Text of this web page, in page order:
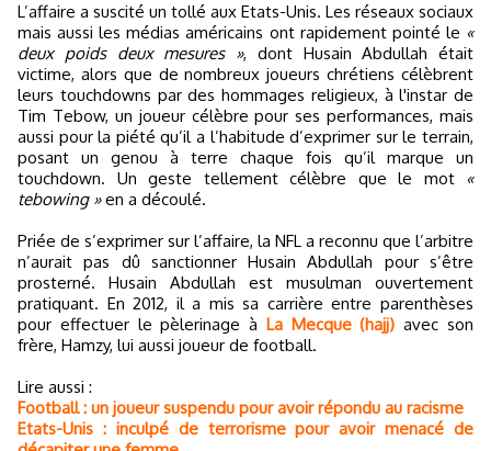
L’affaire a suscité un tollé aux Etats-Unis. Les réseaux sociaux
mais aussi les médias américains ont rapidement pointé le «
deux poids deux mesures », dont Husain Abdullah était
victime, alors que de nombreux joueurs chrétiens célèbrent
leurs touchdowns par des hommages religieux, à l'instar de
Tim Tebow, un joueur célèbre pour ses performances, mais
aussi pour la piété qu’il a l’habitude d’exprimer sur le terrain,
posant un genou à terre chaque fois qu’il marque un
touchdown. Un geste tellement célèbre que le mot
«
tebowing »en a découlé.
Priée de s’exprimer sur l’affaire, la NFL a reconnu que l’arbitre
n’aurait pas dû sanctionner Husain Abdullah pour s’être
prosterné. Husain Abdullah est musulman ouvertement
pratiquant. En 2012, il a mis sa carrière entre parenthèses
pour effectuer le pèlerinage à La Mecque (hajj) avec son
frère, Hamzy, lui aussi joueur de football.
Lire aussi :
Football : un joueur suspendu pour avoir répondu au racisme
Etats-Unis : inculpé de terrorisme pour avoir menacé de